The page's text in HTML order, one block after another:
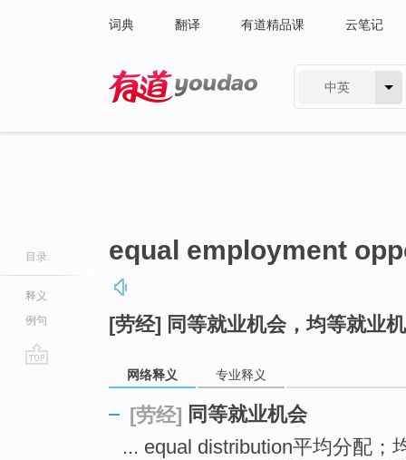
词典 翻译 有道精品课 云笔记
中英
目录
释义
例句
equal employment
[劳经] 同等就业机会，均等就业
网络释义 专业释义
[劳经] 同等就业机会
... equal distribution平均分配；